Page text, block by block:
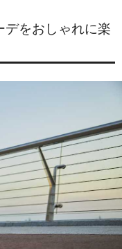
デをおしゃれに楽